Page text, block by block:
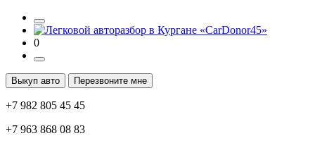
0
Выкуп авто Перезвоните мне
+7 982 805 45 45
+7 963 868 08 83